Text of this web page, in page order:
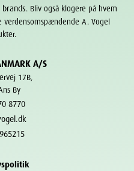
brands. Bliv også klogere på hvem
verdensomspændende A. Vogel
A/S
17B,
By
8770